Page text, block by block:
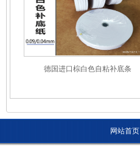
德国进口棕白色自粘补底条
网站首页